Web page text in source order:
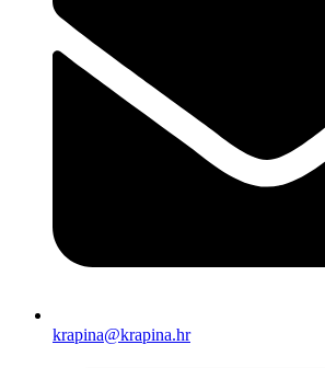
krapina@krapina.hr